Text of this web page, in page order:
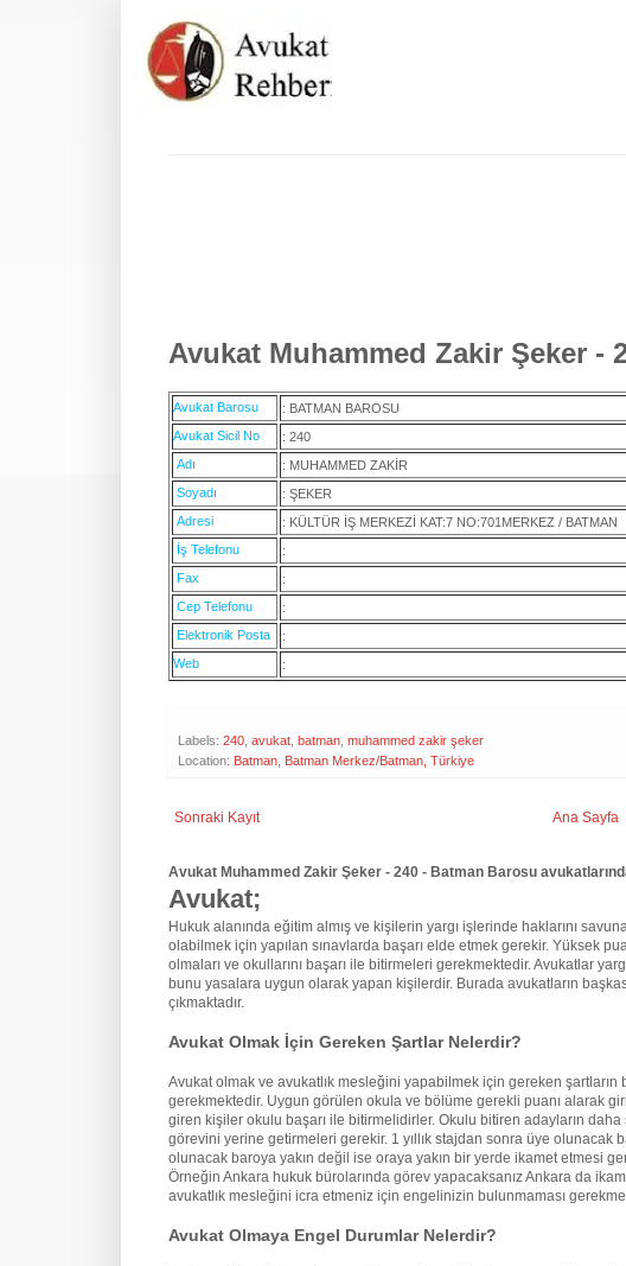
Avukat Muhammed Zakir Şeker -
Avukat Barosu
: BATMAN BAROSU
Avukat Sicil No
: 240
Adı
: MUHAMMED ZAKİR
Soyadı
: ŞEKER
Adresi
: KÜLTÜR İŞ MERKEZİ KAT:7 NO:701MERKEZ / BATMAN
İş Telefonu
:
Fax
:
Cep Telefonu
:
Elektronik Posta
:
Web
:
Labels: 240 avukat batman muhammed zakir şeker
Location: Batman, Batman Merkez/Batman, Türkiye
Sonraki Kayıt Ana Sayfa
Avukat Muhammed Zakir Şeker - 240 - Batman Barosu
Avukat;
Hukuk alanında eğitim almış ve kişilerin yargı işlerinde haklarını
olabilmek için yapılan sınavlarda başarı elde etmek gerekir. Yüksek
olmaları ve okullarını başarı ile bitirmeleri gerekmektedir. Avukatlar
bunu yasalara uygun olarak yapan kişilerdir. Burada avukatların
çıkmaktadır.
Avukat Olmak İçin Gereken Şartlar Nelerdir?
Avukat olmak ve avukatlık mesleğini yapabilmek için gereken şartların
gerekmektedir. Uygun görülen okula ve bölüme gerekli puanı alarak
giren kişiler okulu başarı ile bitirmelidirler. Okulu bitiren adayların daha
görevini yerine getirmeleri gerekir. 1 yıllık stajdan sonra üye olunacak
olunacak baroya yakın değil ise oraya yakın bir yerde ikamet etmesi
Örneğin Ankara hukuk bürolarında görev yapacaksanız Ankara da
avukatlık mesleğini icra etmeniz için engelinizin bulunmaması
Avukat Olmaya Engel Durumlar Nelerdir?